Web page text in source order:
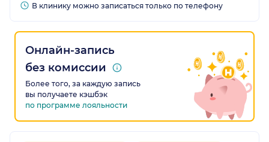
В клинику можно записаться только по телефону
Онлайн-запись
без комиссии
Более того, за каждую запись
вы получаете кэшбэк
по программе лояльности